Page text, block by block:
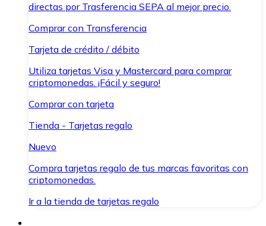
directas por Trasferencia SEPA al mejor precio.
Comprar con Transferencia
Tarjeta de crédito / débito
Utiliza tarjetas Visa y Mastercard para comprar
criptomonedas. ¡Fácil y seguro!
Comprar con tarjeta
Tienda - Tarjetas regalo
Nuevo
Compra tarjetas regalo de tus marcas favoritas con
criptomonedas.
Ir a la tienda de tarjetas regalo